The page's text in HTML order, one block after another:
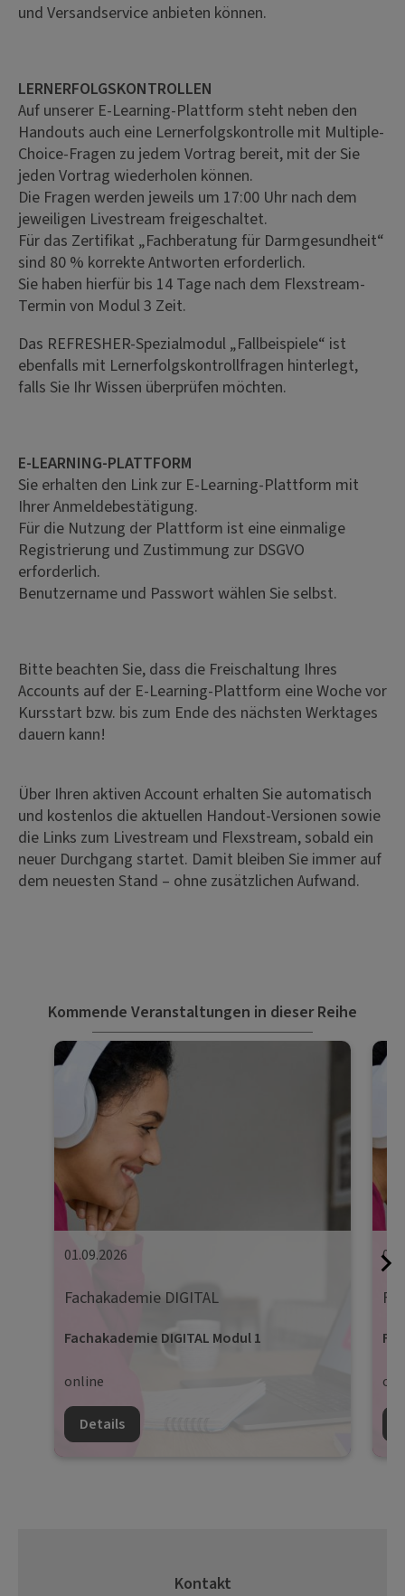
und Versandservice anbieten können.
LERNERFOLGSKONTROLLEN
Auf unserer E-Learning-Plattform steht neben den
Handouts auch eine Lernerfolgskontrolle mit Multiple-
Choice-Fragen zu jedem Vortrag bereit, mit der Sie
jeden Vortrag wiederholen können.
Die Fragen werden jeweils um 17:00 Uhr nach dem
jeweiligen Livestream freigeschaltet.
Für das Zertifikat „Fachberatung für Darmgesundheit“
sind 80 % korrekte Antworten erforderlich.
Sie haben hierfür bis 14 Tage nach dem Flexstream-
Termin von Modul 3 Zeit.
Das REFRESHER-Spezialmodul „Fallbeispiele“ ist
ebenfalls mit Lernerfolgskontrollfragen hinterlegt,
falls Sie Ihr Wissen überprüfen möchten.
E-LEARNING-PLATTFORM
Sie erhalten den Link zur E-Learning-Plattform mit
Ihrer Anmeldebestätigung.
Für die Nutzung der Plattform ist eine einmalige
Registrierung und Zustimmung zur DSGVO
erforderlich.
Benutzername und Passwort wählen Sie selbst.
Bitte beachten Sie, dass die Freischaltung Ihres
Accounts auf der E-Learning-Plattform eine Woche vor
Kursstart bzw. bis zum Ende des nächsten Werktages
dauern kann!
Über Ihren aktiven Account erhalten Sie automatisch
und kostenlos die aktuellen Handout-Versionen sowie
die Links zum Livestream und Flexstream, sobald ein
neuer Durchgang startet. Damit bleiben Sie immer auf
dem neuesten Stand – ohne zusätzlichen Aufwand.
Kommende Veranstaltungen in dieser Reihe
01.09.2026
Fachakademie DIGITAL
Fachakademie DIGITAL Modul 1
online
Details
Kontakt